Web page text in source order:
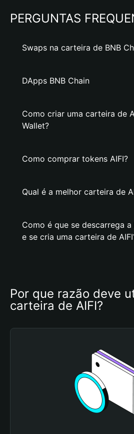
PERGUNTAS
Swaps na carteira de BNB
DApps BNB Chain
Como criar uma carteira de
Wallet?
Como comprar tokens AIFI?
Qual é a melhor carteira de
Como é que se descarrega
e se cria uma carteira de
Por que razão deve
carteira de AIFI?